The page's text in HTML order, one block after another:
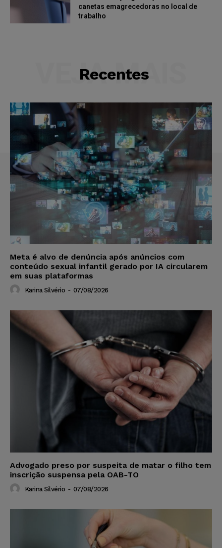
canetas emagrecedoras no local de
trabalho
Recentes
VEJA MAIS
Meta é alvo de denúncia após anúncios com
conteúdo sexual infantil gerado por IA circularem
em suas plataformas
Karina Silvério - 07/08/2026
Advogado preso por suspeita de matar o filho tem
inscrição suspensa pela OAB-TO
Karina Silvério - 07/08/2026